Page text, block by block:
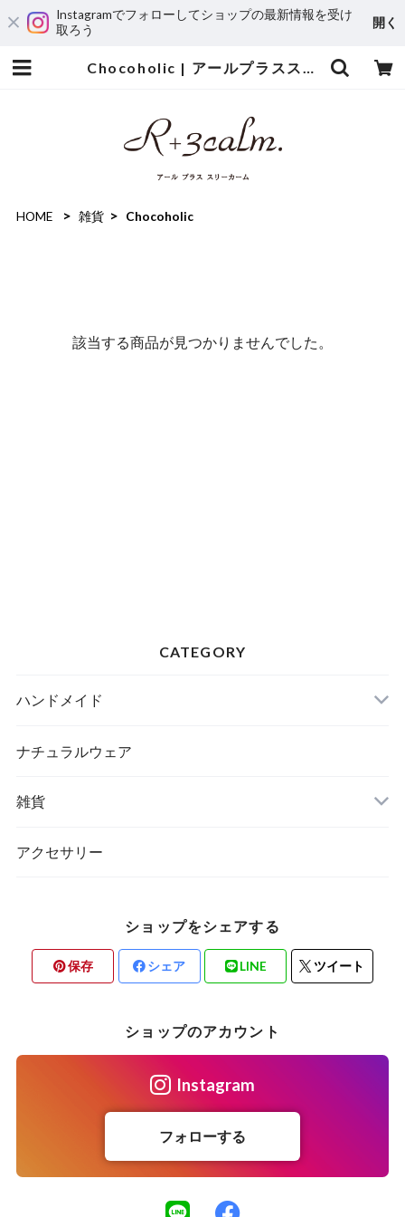
Instagramでフォローしてショップの最新情報を受け
取ろう
開く
Chocoholic | アールプラススリーカーム
HOME 雑貨 Chocoholic
該当する商品が見つかりませんでした。
CATEGORY
ハンドメイド
ナチュラルウェア
雑貨
アクセサリー
ショップをシェアする
保存 シェア LINE ツイート
ショップのアカウント
Instagram
フォローする